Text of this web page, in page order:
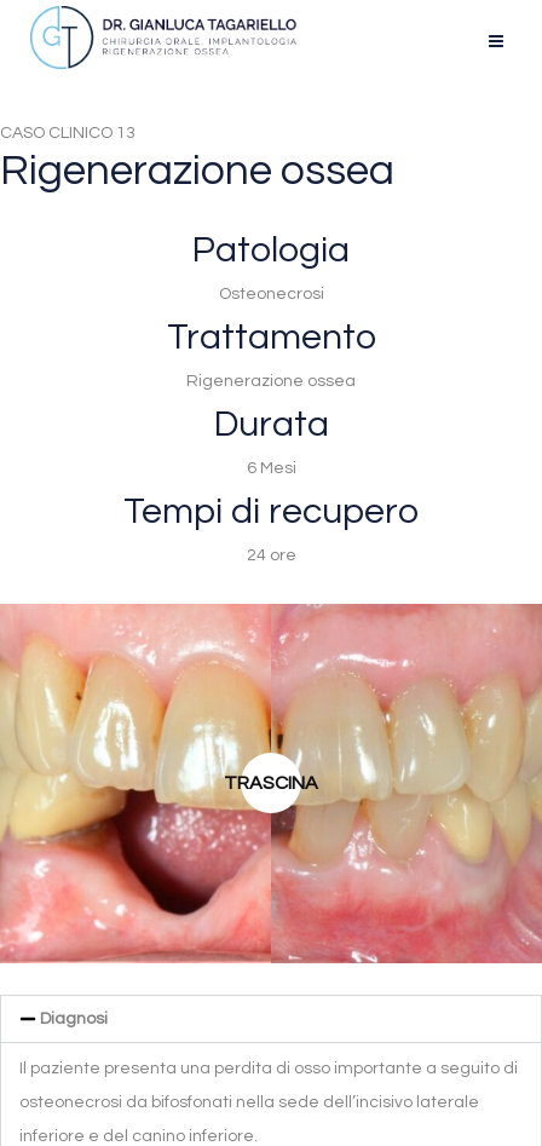
CASO CLINICO 13
Rigenerazione ossea
Patologia
Osteonecrosi
Trattamento
Rigenerazione ossea
Durata
6 Mesi
Tempi di recupero
24 ore
TRASCINA
Diagnosi
Il paziente presenta una perdita di osso importante a seguito di
osteonecrosi da bifosfonati nella sede dell’incisivo laterale
inferiore e del canino inferiore.